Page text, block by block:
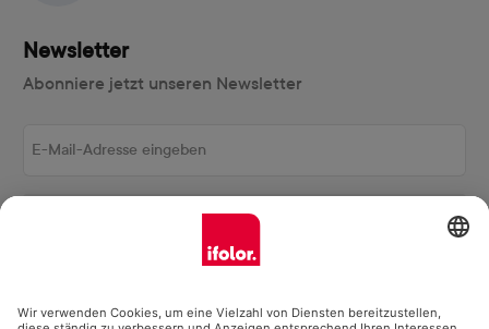
Newsletter
Abonniere jetzt unseren Newsletter
Abonnieren
Kontakt